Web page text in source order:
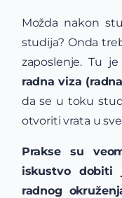
Možda nakon
studija? Onda
zaposlenje. Tu je
radna viza
da se u toku
otvoriti vrata u
Prakse su
iskustvo
radnog